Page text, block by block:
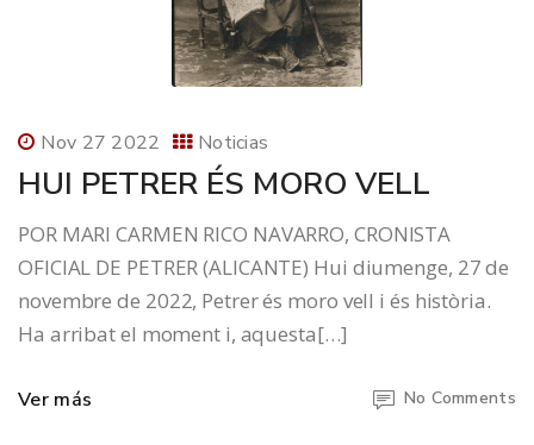
Nov 27 2022 Noticias
HUI PETRER ÉS MORO VELL
POR MARI CARMEN RICO NAVARRO, CRONISTA
OFICIAL DE PETRER (ALICANTE) Hui diumenge, 27 de
novembre de 2022, Petrer és moro vell i és història.
Ha arribat el moment i, aquesta[…]
Ver más No Comments